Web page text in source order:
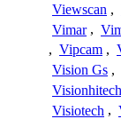
Viewscan ,
Vimar ,
, Vipcam ,
Vision Gs ,
Visiotech ,